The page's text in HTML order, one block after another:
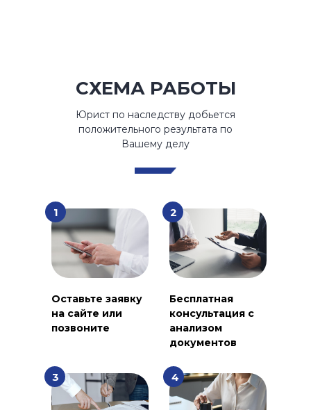
СХЕМА РАБОТЫ
Юрист по наследству добьется
положительного результата по
Вашему делу
Оставьте заявку
на сайте или
позвоните
Бесплатная
консультация с
анализом
документов
1 2
3 4